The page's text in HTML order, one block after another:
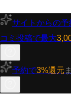
サイトからの予
コミ投稿で最大
予約で3%還元